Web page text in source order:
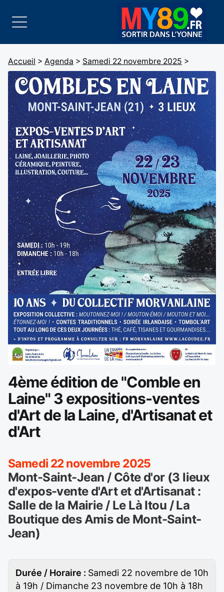
Accueil > Agenda > Samedi 22 novembre 2025 >
4ème édition de "Comble en
Laine" 3 expositions-ventes
d'Art de la Laine, d'Artisanat et
d'Art
Samedi 22 novembre 2025
Mont-Saint-Jean / Côte d'or (3 lieux
d'expos-vente d'Art et d'Artisanat :
Salle de la Mairie / Le Là Itou / La
Boutique des Amis de Mont-Saint-
Jean)
Durée / Horaire : Samedi 22 novembre de 10h
à 19h / Dimanche 23 novembre de 10h à 18h